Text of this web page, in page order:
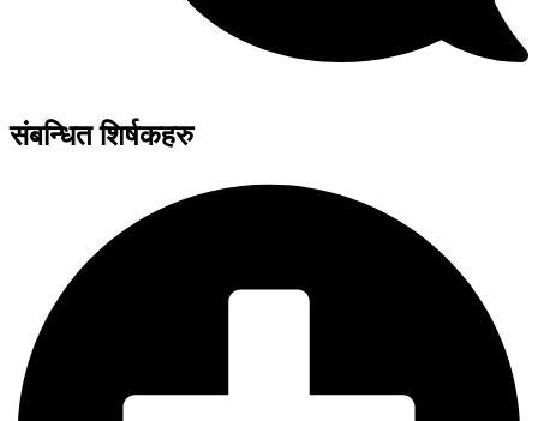
संबन्धित शिर्षकहरु